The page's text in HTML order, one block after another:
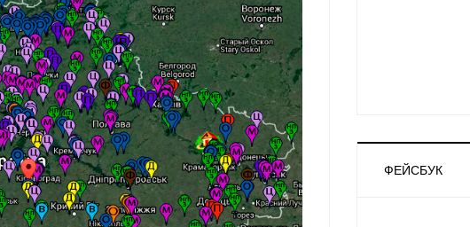
ФЕЙСБУК